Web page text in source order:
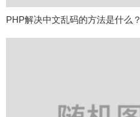
PHP解决中文乱码的方法是什么？